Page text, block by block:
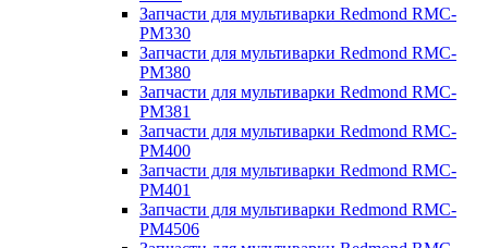
Запчасти для мультиварки Redmond RMC-
PM330
Запчасти для мультиварки Redmond RMC-
PM380
Запчасти для мультиварки Redmond RMC-
PM381
Запчасти для мультиварки Redmond RMC-
PM400
Запчасти для мультиварки Redmond RMC-
PM401
Запчасти для мультиварки Redmond RMC-
PM4506